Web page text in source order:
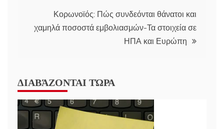
Κορωνοϊός: Πώς συνδεόνται θάνατοι και
χαμηλά ποσοστά εμβολιασμών-Τα στοιχεία σε
ΗΠΑ και Ευρώπη
ΔΙΑΒΆΖΟΝΤΑΙ ΤΏΡΑ